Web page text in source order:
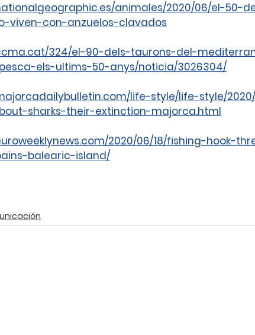
animales/2020/06/el-50-
viven-con-anzuelos-clavados
324/el-90-dels-taurons-del-
els-ultims-50-anys/noticia/3026304/
life-style/life-style/
sharks-their-extinction-majorca.html
2020/06/18/fishing-hook-
balearic-island/